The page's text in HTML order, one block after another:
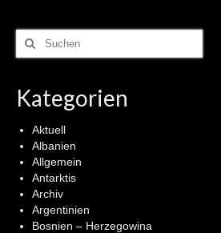
Suchen
nach:
Kategorien
Aktuell
Albanien
Allgemein
Antarktis
Archiv
Argentinien
Bosnien – Herzegowina